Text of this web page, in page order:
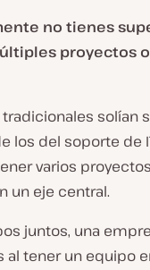
no tienes
proyectos
solían
los del soporte de
varios
un eje central.
juntos, una
tener un equipo